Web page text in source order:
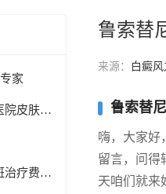
家
中国人民解放军第八一医院皮肤科最好的医生
深圳市第三人民医院白斑治疗费用多少
鲁索替
来源： 白癜风
鲁索替
嗨，大家好
留言，问得
天咱们就来